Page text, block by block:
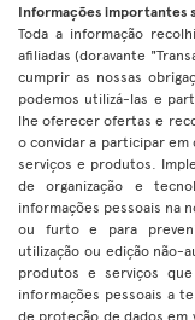
Informações importantes
Toda a informação
afiliadas (doravante
cumprir as nossas
podemos utilizá-las e
lhe oferecer ofertas e
o convidar a participar
serviços e produtos.
de organização e
informações pessoais na
ou furto e para
utilização ou edição não-
produtos e serviços
informações pessoais a
de proteção de dados